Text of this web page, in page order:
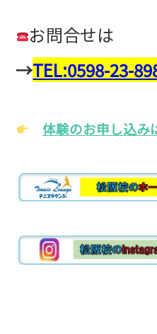
お問合せは
→TEL:0598-23-
体験のお申し込み